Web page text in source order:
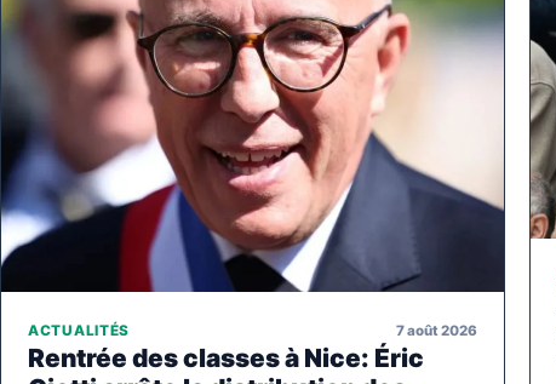
ACTUALITÉS 7 août 2026
Rentrée des classes à Nice: Éric